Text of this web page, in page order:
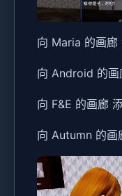
向 Maria 的画廊
向 Android 的画
向 F&E 的画廊
向 Autumn 的画